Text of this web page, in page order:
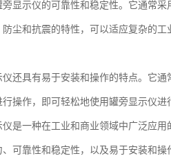
旁显示仪的可靠性和稳定性。它通常
尘和抗震的特性，可以适应复杂的
仪还具有易于安装和操作的特点。它
操作，即可轻松地使用罐旁显示仪进
仪是一种在工业和商业领域中广泛应
、可靠性和稳定性，以及易于安装和